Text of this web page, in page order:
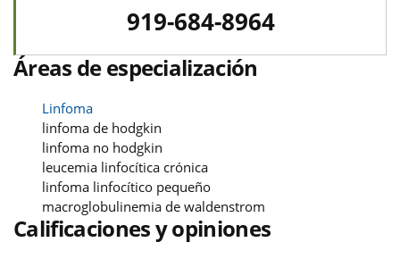
919-684-8964
Áreas de especialización
Linfoma
linfoma de hodgkin
linfoma no hodgkin
leucemia linfocítica crónica
linfoma linfocítico pequeño
macroglobulinemia de waldenstrom
Calificaciones y opiniones